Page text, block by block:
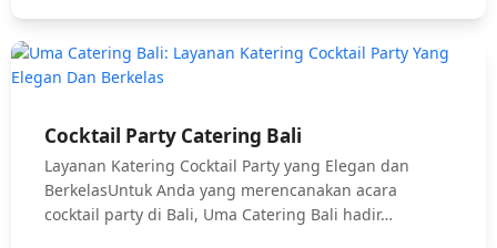
Cocktail Party Catering Bali
Layanan Katering Cocktail Party yang Elegan dan
BerkelasUntuk Anda yang merencanakan acara
cocktail party di Bali, Uma Catering Bali hadir…